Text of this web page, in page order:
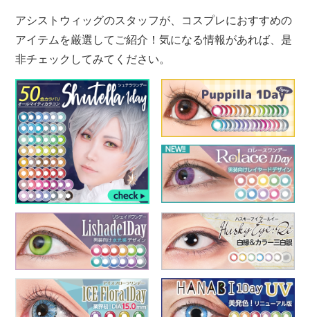
アシストウィッグのスタッフが、コスプレにおすすめの
アイテムを厳選してご紹介！気になる情報があれば、是
非チェックしてみてください。